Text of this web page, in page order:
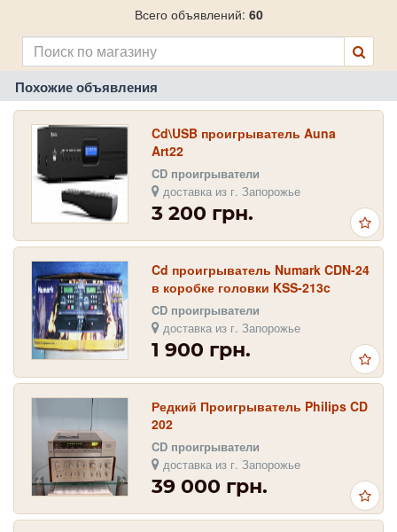
Всего объявлений: 60
Похожие объявления
Cd\USB проигрыватель Auna
Art22
CD проигрыватели
доставка из г. Запорожье
3 200 грн.
Cd проигрыватель Numark CDN-24
в коробке головки KSS-213c
CD проигрыватели
доставка из г. Запорожье
1 900 грн.
Редкий Проигрыватель Philips CD
202
CD проигрыватели
доставка из г. Запорожье
39 000 грн.